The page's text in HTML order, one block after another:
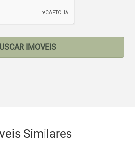
IMOVEIS
Similares